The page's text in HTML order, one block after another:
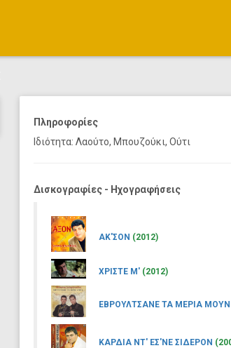
Πληροφορίες
Ιδιότητα: Λαούτο, Μπουζούκι, Ούτι
Δισκογραφίες - Ηχογραφήσεις
ΑΚ'ΣΟΝ (2012)
ΧΡΙΣΤΕ Μ' (2012)
ΕΒΡΟΥΛΤΣΑΝΕ ΤΑ ΜΕΡΙΑ ΜΟΥΝ
ΚΑΡΔΙΑ ΝΤ' ΕΣ'ΝΕ ΣΙΔΕΡΟΝ